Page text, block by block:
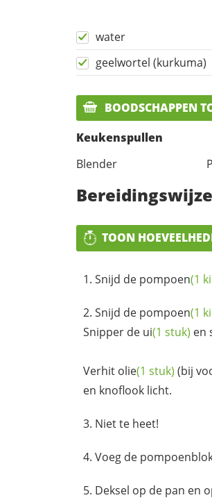
water
geelwortel (kurkuma)
BOODSCHAPPEN
Keukenspullen
Blender
Bereidingswijze
TOON
Snijd de pompoen(1
Snijd de pompoen(1
Snipper de ui(1 stuk) en
Verhit olie(1 stuk) (bij
en knoflook licht.
Niet te heet!
Voeg de
Deksel op de pan en